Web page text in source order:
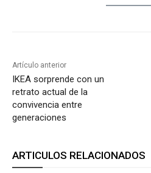
Artículo anterior
IKEA sorprende con un
retrato actual de la
convivencia entre
generaciones
ARTICULOS RELACIONADOS